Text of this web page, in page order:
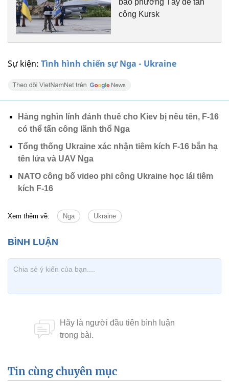
Sự kiện: Tình hình chiến sự Nga - Ukraine
công Kursk
Hàng nghìn lính đánh thuê cho Kiev bị nêu tên, F-16
có thể tấn công lãnh thổ Nga
Tổng thống Ukraine xác nhận tiêm kích F-16 bắn hạ
tên lửa và UAV Nga
NATO công bố video phi công Ukraine học lái tiêm
kích F-16
Xem thêm về: Nga Ukraine
Tin cùng chuyên mục